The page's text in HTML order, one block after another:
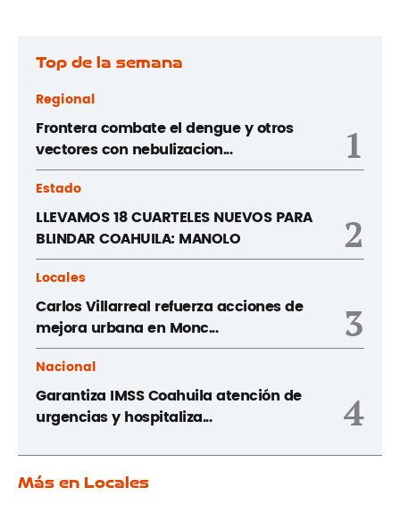
Top de la semana
Regional
Frontera combate el dengue y otros
vectores con nebulizacion...
1
Estado
LLEVAMOS 18 CUARTELES NUEVOS PARA
BLINDAR COAHUILA: MANOLO
2
Locales
Carlos Villarreal refuerza acciones de
mejora urbana en Monc...
3
Nacional
Garantiza IMSS Coahuila atención de
urgencias y hospitaliza...
4
Más en Locales